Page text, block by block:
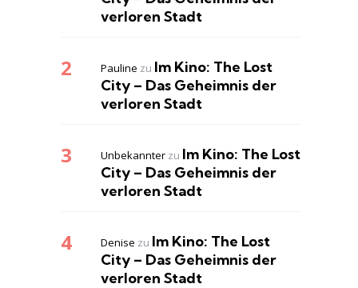
verloren Stadt
Pauline zu Im Kino: The Lost
City – Das Geheimnis der
verloren Stadt
Unbekannter zu Im Kino: The Lost
City – Das Geheimnis der
verloren Stadt
Denise zu Im Kino: The Lost
City – Das Geheimnis der
verloren Stadt